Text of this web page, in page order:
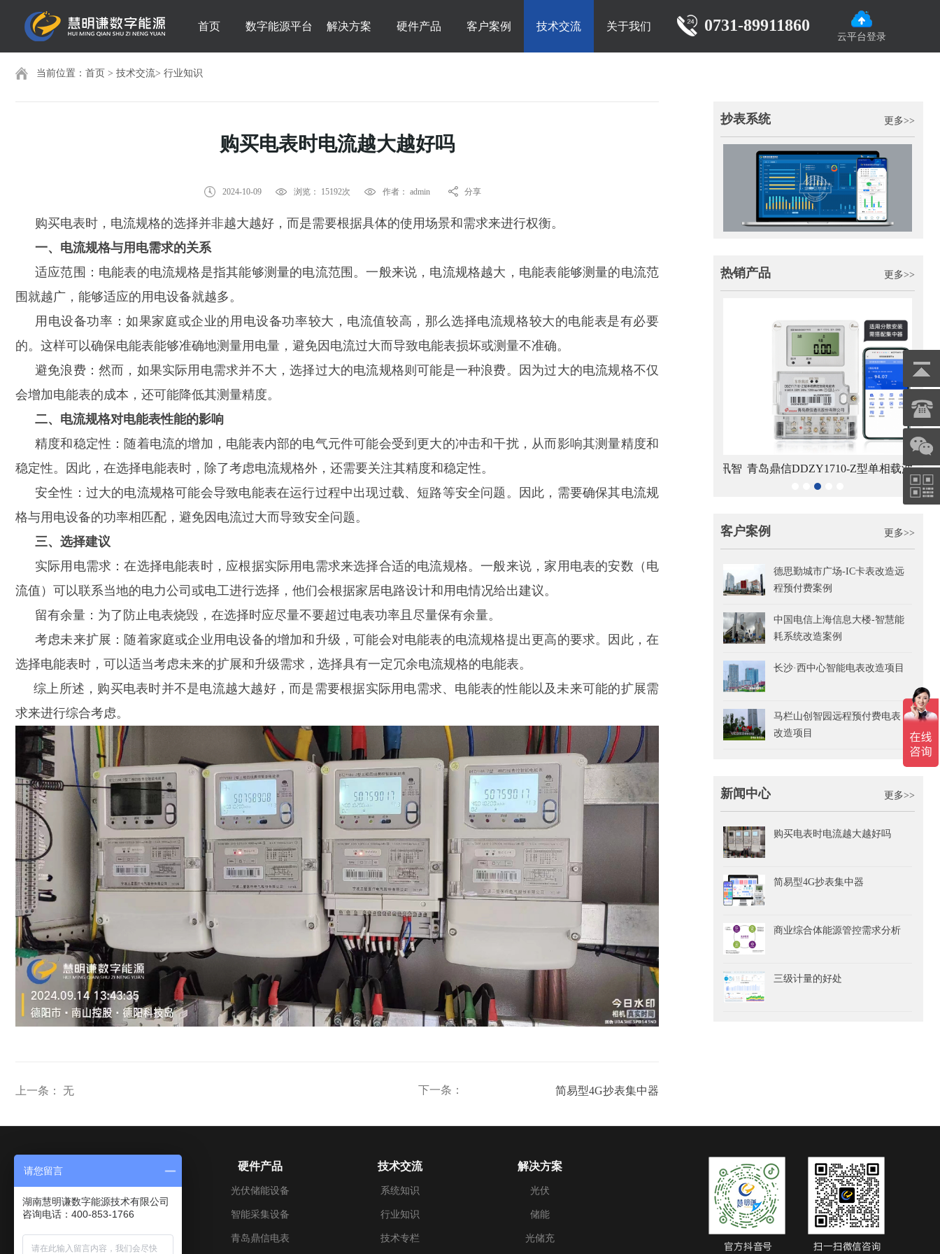
云平台登录
0731-89911860
首页 数字能源平台 解决方案 硬件产品 客户案例 技术交流 关于我们
当前位置： 首页 > 技术交流> 行业知识
购买电表时电流越大越好吗
2024-10-09 浏览： 15192次 作者： admin 分享
购买电表时，电流规格的选择并非越大越好，而是需要根据具体的使用场景和需求来进行权衡。
一、电流规格与用电需求的关系
适应范围：电能表的电流规格是指其能够测量的电流范围。一般来说，电流规格越大，电能表能够测量的电流范
围就越广，能够适应的用电设备就越多。
用电设备功率：如果家庭或企业的用电设备功率较大，电流值较高，那么选择电流规格较大的电能表是有必要
的。这样可以确保电能表能够准确地测量用电量，避免因电流过大而导致电能表损坏或测量不准确。
避免浪费：然而，如果实际用电需求并不大，选择过大的电流规格则可能是一种浪费。因为过大的电流规格不仅
会增加电能表的成本，还可能降低其测量精度。
二、电流规格对电能表性能的影响
精度和稳定性：随着电流的增加，电能表内部的电气元件可能会受到更大的冲击和干扰，从而影响其测量精度和
稳定性。因此，在选择电能表时，除了考虑电流规格外，还需要关注其精度和稳定性。
安全性：过大的电流规格可能会导致电能表在运行过程中出现过载、短路等安全问题。因此，需要确保其电流规
格与用电设备的功率相匹配，避免因电流过大而导致安全问题。
三、选择建议
实际用电需求：在选择电能表时，应根据实际用电需求来选择合适的电流规格。一般来说，家用电表的安数（电
流值）可以联系当地的电力公司或电工进行选择，他们会根据家居电路设计和用电情况给出建议。
留有余量：为了防止电表烧毁，在选择时应尽量不要超过电表功率且尽量保有余量。
考虑未来扩展：随着家庭或企业用电设备的增加和升级，可能会对电能表的电流规格提出更高的要求。因此，在
选择电能表时，可以适当考虑未来的扩展和升级需求，选择具有一定冗余电流规格的电能表。
综上所述，购买电表时并不是电流越大越好，而是需要根据实际用电需求、电能表的性能以及未来可能的扩展需
求来进行综合考虑。
上一条： 无 下一条： 简易型4G抄表集中器
抄表系统 更多>>
热销产品 更多>>
鑫腾越LXSF电子远传智能水表 宁波三星DDZY188-Z型4G通讯智能电
能表 能电能表
青岛鼎信DDZY1710-Z型单相载波通讯
客户案例 更多>>
德思勤城市广场-IC卡表改造远
程预付费案例
中国电信上海信息大楼-智慧能
耗系统改造案例
长沙·西中心智能电表改造项目
马栏山创智园远程预付费电表
改造项目
新闻中心 更多>>
购买电表时电流越大越好吗
简易型4G抄表集中器
商业综合体能源管控需求分析
三级计量的好处
成长历程
企业文化
硬件产品
光伏储能设备
智能采集设备
青岛鼎信电表
技术交流
系统知识
行业知识
技术专栏
解决方案
光伏
储能
光储充
请您留言
湖南慧明谦数字能源技术有限公司
咨询电话：400-853-1766